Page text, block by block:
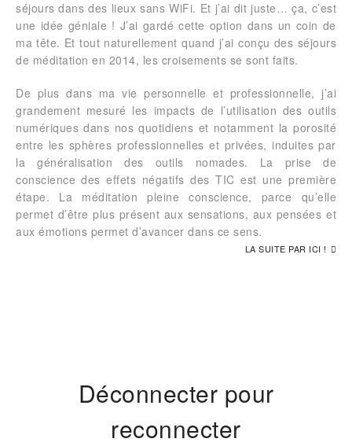
séjours dans des lieux sans WiFi. Et j’ai dit juste… ça, c’est
une idée géniale ! J’ai gardé cette option dans un coin de
ma tête. Et tout naturellement quand j’ai conçu des séjours
de méditation en 2014, les croisements se sont faits.
De plus dans ma vie personnelle et professionnelle, j’ai
grandement mesuré les impacts de l’utilisation des outils
numériques dans nos quotidiens et notamment la porosité
entre les sphères professionnelles et privées, induites par
la généralisation des outils nomades. La prise de
conscience des effets négatifs des TIC est une première
étape. La méditation pleine conscience, parce qu’elle
permet d’être plus présent aux sensations, aux pensées et
aux émotions permet d’avancer dans ce sens.
LA SUITE PAR ICI !
Déconnecter pour
reconnecter